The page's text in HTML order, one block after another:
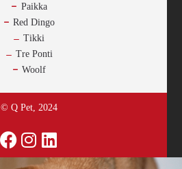
Paikka
Red Dingo
Tikki
Tre Ponti
Woolf
© Q Pet, 2024